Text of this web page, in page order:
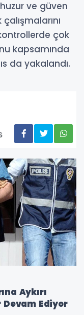
ve güven
çok
kapsamında
da yakalandı.
Aykırı
Ediyor